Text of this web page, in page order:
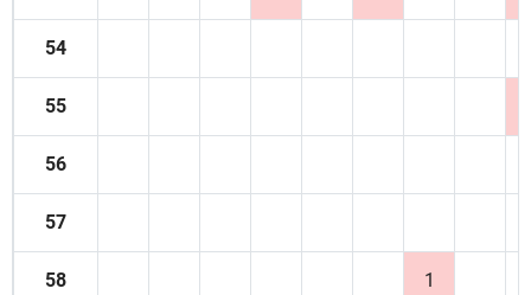
54
55
56
57
58 1